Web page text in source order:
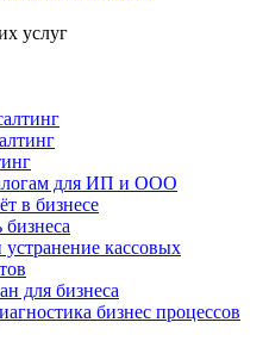
услуг
для ИП и ООО
в бизнесе
кассовых
для бизнеса
бизнес процессов